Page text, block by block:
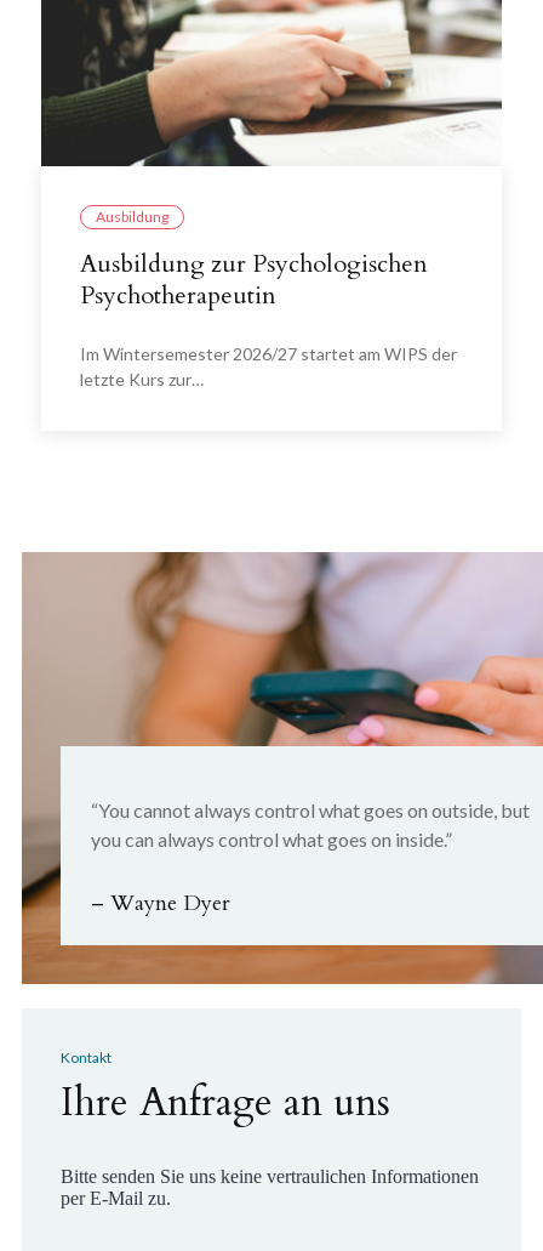
Ausbildung
Ausbildung zur Psychologischen
Psychotherapeutin
Im Wintersemester 2026/27 startet am WIPS der
letzte Kurs zur…
“You cannot always control what goes on outside, but
you can always control what goes on inside.”
– Wayne Dyer
Kontakt
Ihre Anfrage an uns
Bitte senden Sie uns keine vertraulichen Informationen
per E-Mail zu.